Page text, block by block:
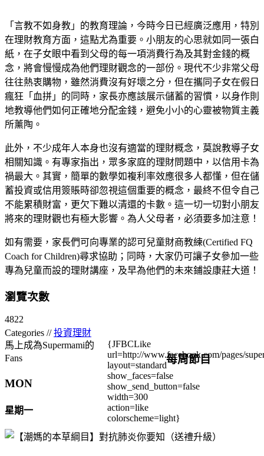
「言教不如身教」的教育理論，今時今日已經廣泛應用，特別
在理財教育方面，這點尤為重要。小朋友的心思就如同一張白
紙，在子女眼中看到父母的每一項消費行為及其對金錢的概
念，將會慢慢成為他們理財觀念的一部份。現代不少非常父母
往往熱衷購物，雖然消費沒有好壞之分，但在攜同子女在假日
瘋狂「血拼」的同時，家長亦應該展示儲蓄的習慣，以身作則
地教導他們如何正確地分配金錢，避免小小的心靈被物質主義
所薰陶。
此外，不少成年人本身也沒有適當的理財概念，莫說教導子女
相關知識。有專家指出，眾多家庭的理財問題中，以信用卡為
禍最大。其實，簡單的數學如複利率效應很多人都懂，但在儲
蓄投資或信用簽賬時卻忽視這個重要的概念，最終不但令自己
不能累積財富，更欠下難以清還的卡數。這一切一切對小朋友
將來的理財觀也有極大影響。為人父母者，必須要多加注意！
如有需要，家長們可向專業的認可兒童財商教練(Certified FQ
Coach for Children)尋求協助；同時，大家仍可讓子女參加一些
專為兒童而設的理財講座，及早為他們的未來鋪設康莊大道！
瀏覽次數
4822
Categories //投資理財
馬上成為Supermami的
Fans
{JFBCLike
url=http://www.facebook.com/pages/
layout=standard
show_faces=false
show_send_button=false
width=300
action=like
colorscheme=light}
每周節目
MON
星期一